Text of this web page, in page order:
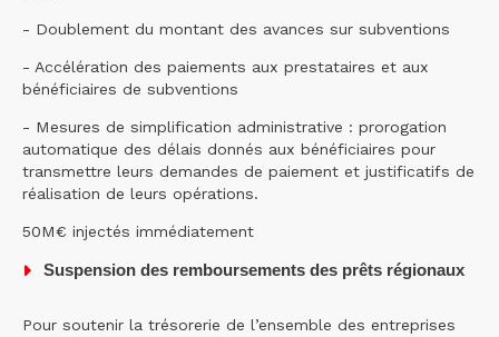
- Doublement du montant des avances sur subventions
- Accélération des paiements aux prestataires et aux
bénéficiaires de subventions
- Mesures de simplification administrative : prorogation
automatique des délais donnés aux bénéficiaires pour
transmettre leurs demandes de paiement et justificatifs de
réalisation de leurs opérations.
50M€ injectés immédiatement
Suspension des remboursements des prêts régionaux
Pour soutenir la trésorerie de l’ensemble des entreprises